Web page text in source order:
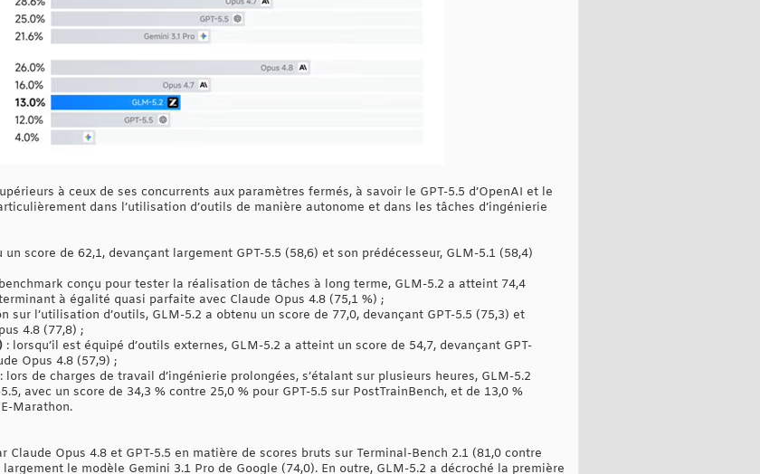
à ceux de ses concurrents aux paramètres fermés, à savoir le GPT-5.5 d’OpenAI et le
dans l’utilisation d’outils de manière autonome et dans les tâches d’ingénierie
un score de 62,1, devançant largement GPT-5.5 (58,6) et son prédécesseur, GLM-5.1 (58,4)
conçu pour tester la réalisation de tâches à long terme, GLM-5.2 a atteint 74,4
à égalité quasi parfaite avec Claude Opus 4.8 (75,1 %) ;
sur l’utilisation d’outils, GLM-5.2 a obtenu un score de 77,0, devançant GPT-5.5 (75,3) et
4.8 (77,8) ;
: lorsqu’il est équipé d’outils externes, GLM-5.2 a atteint un score de 54,7, devançant GPT-
Opus 4.8 (57,9) ;
: lors de charges de travail d’ingénierie prolongées, s’étalant sur plusieurs heures, GLM-5.2
avec un score de 34,3 % contre 25,0 % pour GPT-5.5 sur PostTrainBench, et de 13,0 %
Marathon.
Claude Opus 4.8 et GPT-5.5 en matière de scores bruts sur Terminal-Bench 2.1 (81,0 contre
le modèle Gemini 3.1 Pro de Google (74,0). En outre, GLM-5.2 a décroché la première